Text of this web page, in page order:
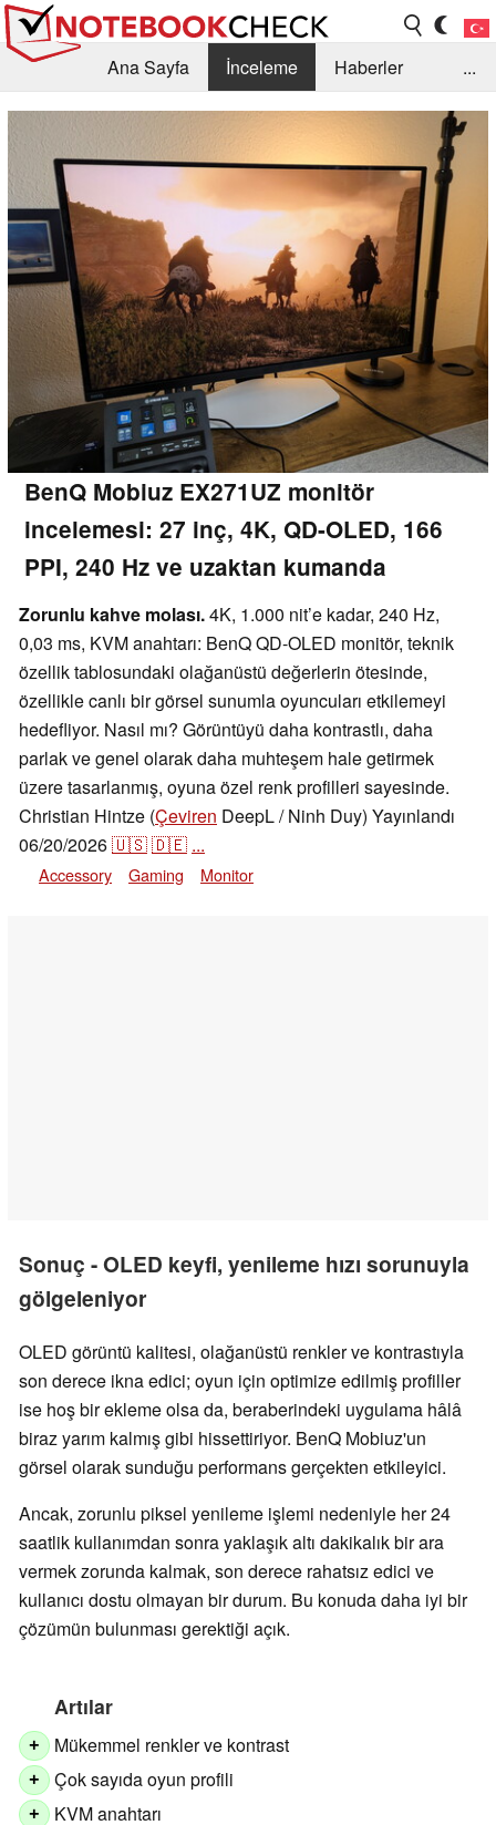
Ana Sayfa İnceleme
Haberler
Öneri /SSS
Kütüphane
Satın Alma Rehberi
Arama
İletişim
...
BenQ Mobiuz EX271UZ monitör
incelemesi: 27 inç, 4K, QD-OLED, 166
PPI, 240 Hz ve uzaktan kumanda
Zorunlu kahve molası.4K, 1.000 nit’e kadar, 240 Hz,
0,03 ms, KVM anahtarı: BenQ QD-OLED monitör, teknik
özellik tablosundaki olağanüstü değerlerin ötesinde,
özellikle canlı bir görsel sunumla oyuncuları etkilemeyi
hedefliyor. Nasıl mı? Görüntüyü daha kontrastlı, daha
parlak ve genel olarak daha muhteşem hale getirmek
üzere tasarlanmış, oyuna özel renk profilleri sayesinde.
Christian Hintze (Çeviren DeepL / Ninh Duy) Yayınlandı
06/20/2026🇺🇸🇩🇪 ...
Accessory Gaming Monitor
Sonuç - OLED keyfi, yenileme hızı sorunuyla
gölgeleniyor
OLED görüntü kalitesi, olağanüstü renkler ve kontrastıyla
son derece ikna edici; oyun için optimize edilmiş profiller
ise hoş bir ekleme olsa da, beraberindeki uygulama hâlâ
biraz yarım kalmış gibi hissettiriyor. BenQ Mobiuz'un
görsel olarak sunduğu performans gerçekten etkileyici.
Ancak, zorunlu piksel yenileme işlemi nedeniyle her 24
saatlik kullanımdan sonra yaklaşık altı dakikalık bir ara
vermek zorunda kalmak, son derece rahatsız edici ve
kullanıcı dostu olmayan bir durum. Bu konuda daha iyi bir
çözümün bulunması gerektiği açık.
Artılar
+ Mükemmel renkler ve kontrast
+ Çok sayıda oyun profili
+ KVM anahtarı